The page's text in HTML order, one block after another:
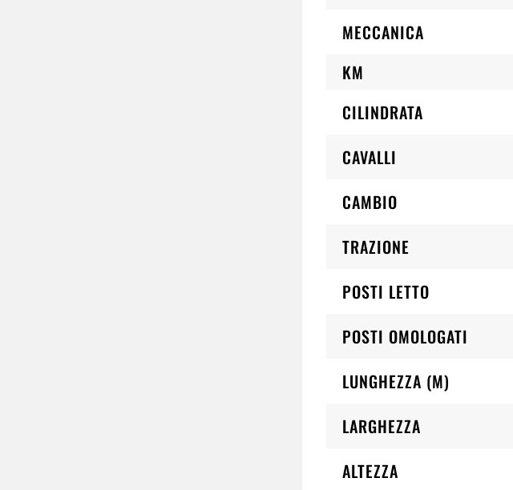
MECCANICA
KM
CILINDRATA
CAVALLI
CAMBIO
TRAZIONE
POSTI LETTO
POSTI OMOLOGATI
LUNGHEZZA (M)
LARGHEZZA
ALTEZZA